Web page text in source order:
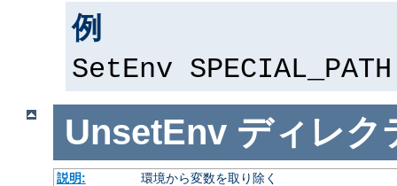
例
SetEnv
UnsetEnv ディレク
説明:
環境から変数を取り除く